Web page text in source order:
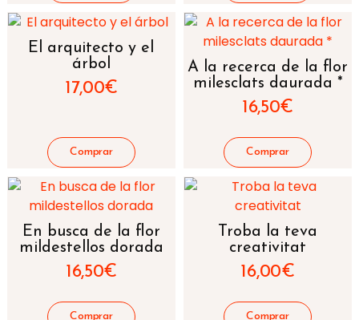
El arquitecto y el
árbol
17,00€
A la recerca de la flor
milesclats daurada *
16,50€
En busca de la flor
mildestellos dorada
16,50€
Troba la teva
creativitat
16,00€